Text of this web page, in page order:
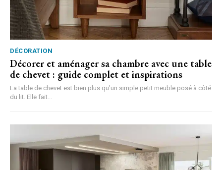
DÉCORATION
Décorer et aménager sa chambre avec une table
de chevet : guide complet et inspirations
La table de chevet est bien plus qu’un simple petit meuble posé à côté
du lit. Elle fait...